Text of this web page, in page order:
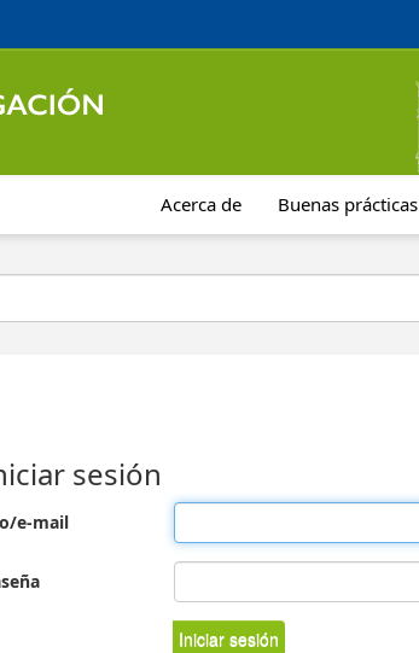
Acerca de Buenas prácticas
sesión
e-mail
Iniciar sesión